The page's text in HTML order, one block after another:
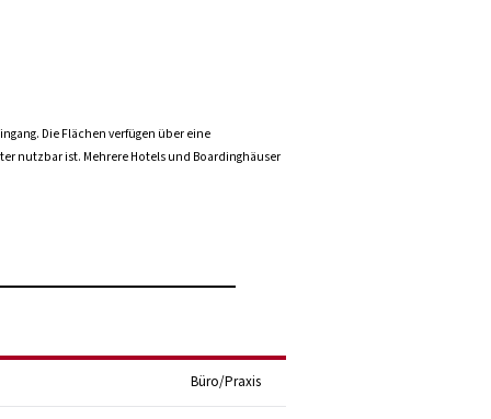
Die Flächen verfügen über eine
nutzbar ist. Mehrere Hotels und Boardinghäuser
Büro/Praxis